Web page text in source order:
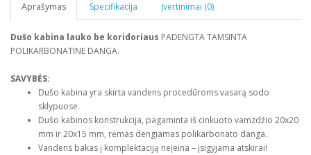
Aprašymas Specifikacija Įvertinimai (0)
Dušo kabina lauko be koridoriaus PADENGTA TAMSINTA
POLIKARBONATINE DANGA.
SAVYBĖS:
Dušo kabina yra skirta vandens procedūroms vasarą sodo
sklypuose.
Dušo kabinos konstrukcija, pagaminta iš cinkuoto vamzdžio 20x20
mm ir 20x15 mm, rėmas dengiamas polikarbonato danga.
Vandens bakas į komplektaciją neįeina – įsigyjama atskirai!